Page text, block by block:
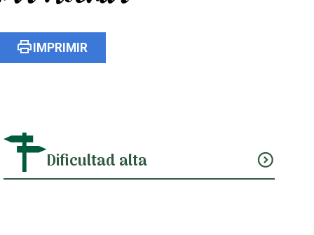
printIMPRIMIR
Dificultad alta expand_circle_down